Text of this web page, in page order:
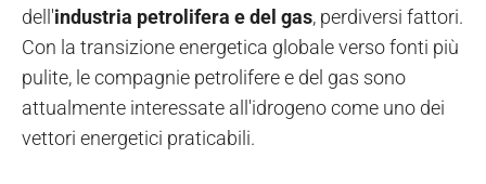
dell'industria petrolifera e del gas, perdiversi fattori.
Con la transizione energetica globale verso fonti più
pulite, le compagnie petrolifere e del gas sono
attualmente interessate all'idrogeno come uno dei
vettori energetici praticabili.